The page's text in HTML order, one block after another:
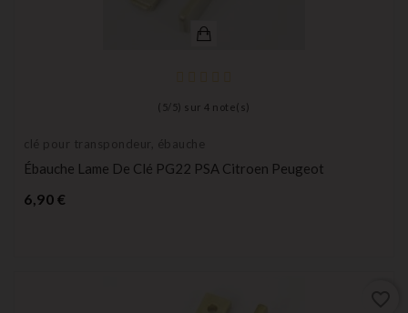
( 5/ 5) sur4 note(s)
clé pour transpondeur, ébauche
Ébauche Lame De Clé PG22 PSA Citroen Peugeot
6,90 €